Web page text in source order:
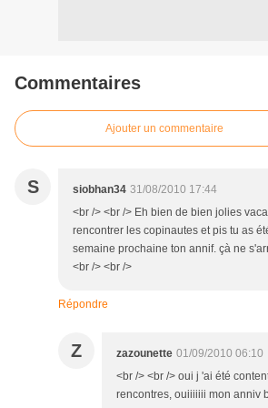
Commentaires
Ajouter un commentaire
S siobhan34 31/08/2010 17:44
<br /> <br /> Eh bien de bien jolies
rencontrer les copinautes et pis tu as
semaine prochaine ton annif. çà ne
<br /> <br />
Répondre
Z zazounette 01/09/2010 06:10
<br /> <br /> oui j 'ai été
rencontres, ouiiiiiii mon anniv